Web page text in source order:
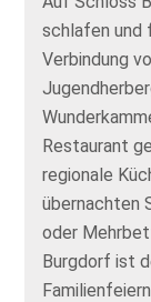
schlafen und
Verbindung
Restaurant
regionale
übernachten
oder
Burgdorf ist